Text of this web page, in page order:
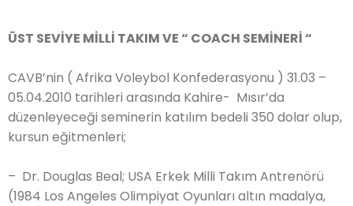
ÜST SEVİYE MİLLİ TAKIM VE “ COACH SEMİNERİ “
CAVB’nin ( Afrika Voleybol Konfederasyonu ) 31.03 –
05.04.2010 tarihleri arasında Kahire- Mısır’da
düzenleyeceği seminerin katılım bedeli 350 dolar olup,
kursun eğitmenleri;
– Dr. Douglas Beal; USA Erkek Milli Takım Antrenörü
(1984 Los Angeles Olimpiyat Oyunları altın madalya,